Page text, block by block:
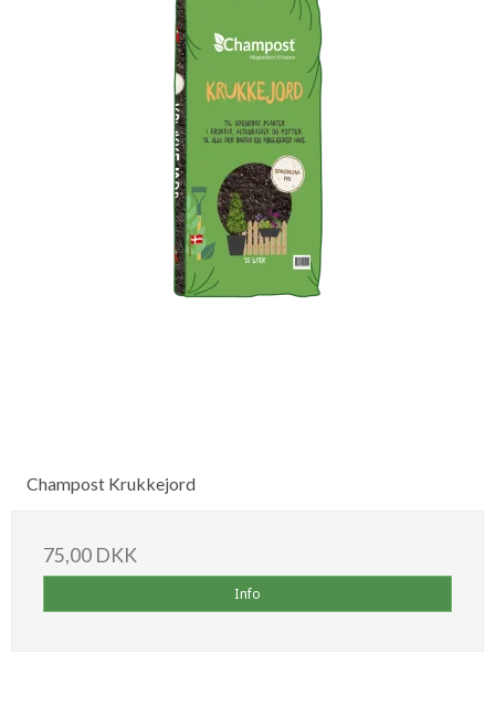
Champost Krukkejord
75,00 DKK
Info